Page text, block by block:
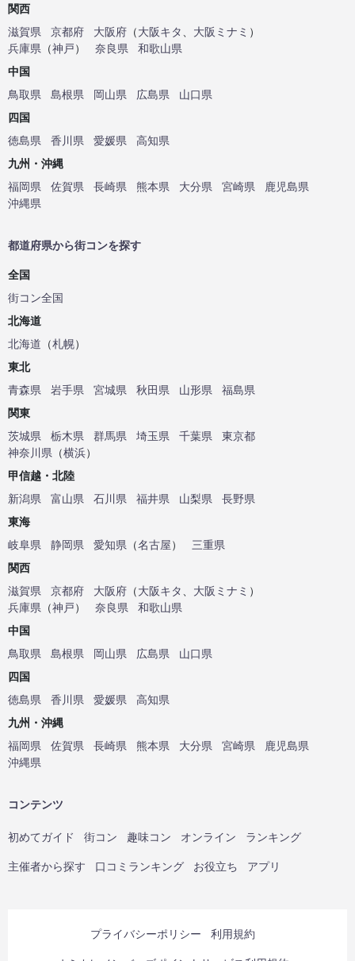
関西
滋賀県
京都府 大阪府 （大阪キタ 大阪ミナミ ）
兵庫県 （神戸） 奈良県
和歌山県
中国
鳥取県
島根県 岡山県 広島県
山口県
四国
徳島県
香川県 愛媛県
高知県
九州・沖縄
福岡県
佐賀県 長崎県 熊本県 大分県 宮崎県
鹿児島県
沖縄県
都道府県から街コンを探す
全国
街コン全国
北海道
北海道 （札幌）
東北
青森県
岩手県 宮城県 秋田県 山形県
福島県
関東
茨城県
栃木県 群馬県 埼玉県 千葉県
東京都
神奈川県 （横浜）
甲信越・北陸
新潟県
富山県 石川県 福井県 山梨県
長野県
東海
岐阜県
静岡県 愛知県 （名古屋）
三重県
関西
滋賀県
京都府 大阪府 （大阪キタ 大阪ミナミ ）
兵庫県 （神戸） 奈良県
和歌山県
中国
鳥取県
島根県 岡山県 広島県
山口県
四国
徳島県
香川県 愛媛県
高知県
九州・沖縄
福岡県
佐賀県 長崎県 熊本県 大分県 宮崎県
鹿児島県
沖縄県
コンテンツ
初めてガイド 街コン 趣味コン オンライン ランキング
主催者から探す 口コミランキング お役立ち アプリ
プライバシーポリシー 利用規約